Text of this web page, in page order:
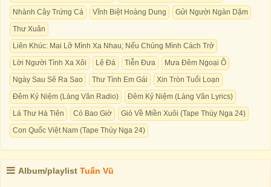
Nhành Cây Trứng Cá
Vĩnh Biệt Hoàng Dung
Gửi Người Ngàn Dặm
Thư Xuân
Liên Khúc: Mai Lỡ Mình Xa Nhau; Nếu Chúng Mình Cách Trở
Lời Người Tình Xa Xôi
Lệ Đá Tiễn Đưa
Mưa Đêm Ngoại Ô
Ngày Sau Sẽ Ra Sao
Thư Tình Em Gái
Xin Tròn Tuổi Loạn
Đêm Kỷ Niệm (Làng Văn Radio)
Đêm Kỷ Niệm (Làng Văn Lyrics)
Lá Thư Hà Tiên
Có Bao Giờ
Gió Về Miền Xuôi (Tape Thúy Nga 24)
Con Quốc Việt Nam (Tape Thúy Nga 24)
Album/playlist Tuấn Vũ